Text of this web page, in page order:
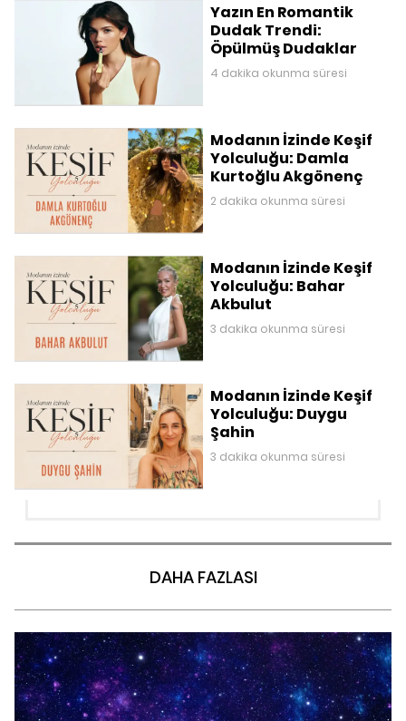
Yazın En Romantik
Dudak Trendi:
Öpülmüş Dudaklar
4 dakika okunma süresi
Modanın İzinde Keşif
Yolculuğu: Damla
Kurtoğlu Akgönenç
2 dakika okunma süresi
Modanın İzinde Keşif
Yolculuğu: Bahar
Akbulut
3 dakika okunma süresi
Modanın İzinde Keşif
Yolculuğu: Duygu
Şahin
3 dakika okunma süresi
DAHA FAZLASI